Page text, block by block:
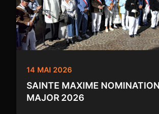
14 MAI 2026
SAINTE MAXIME
MAJOR 2026